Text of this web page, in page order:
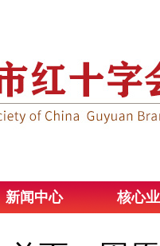
新闻中心 核心